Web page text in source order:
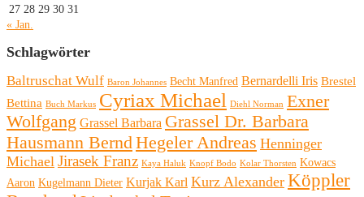
27 28 29 30 31
« Jan.
Schlagwörter
Baltruschat Wulf Baron Johannes Becht Manfred Bernardelli Iris Brestel
Bettina Buch Markus Cyriax Michael Diehl Norman Exner
Wolfgang Grassel Barbara Grassel Dr. Barbara
Hausmann Bernd Hegeler Andreas Henninger
Michael Jirasek Franz Kaya Haluk Knopf Bodo Kolar Thorsten Kowacs
Aaron Kugelmann Dieter Kurjak Karl Kurz Alexander Köppler